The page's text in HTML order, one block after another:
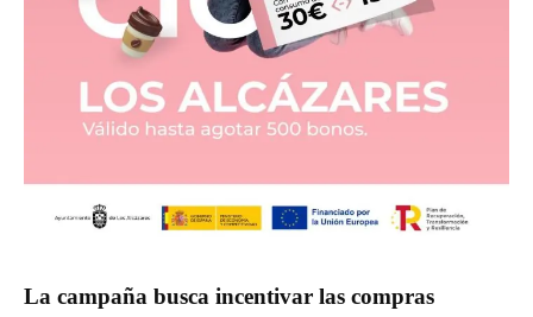
La campaña busca incentivar las compras